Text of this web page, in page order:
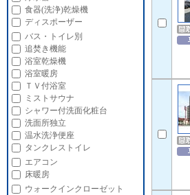
食器(洗浄)乾燥機
ディスポーザー
バス・トイレ別
追焚き機能
浴室乾燥機
浴室暖房
ＴＶ付浴室
ミストサウナ
シャワー付洗面化粧台
洗面所独立
温水洗浄便座
タンクレストイレ
エアコン
床暖房
ウォークインクローゼット